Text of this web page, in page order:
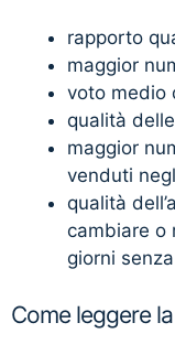
rapporto
maggior
voto medio
qualità
maggior
venduti
qualità
cambiare o
giorni
Come leggere